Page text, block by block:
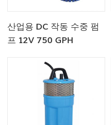
산업용 DC 작동 수중 펌
프 12V 750 GPH